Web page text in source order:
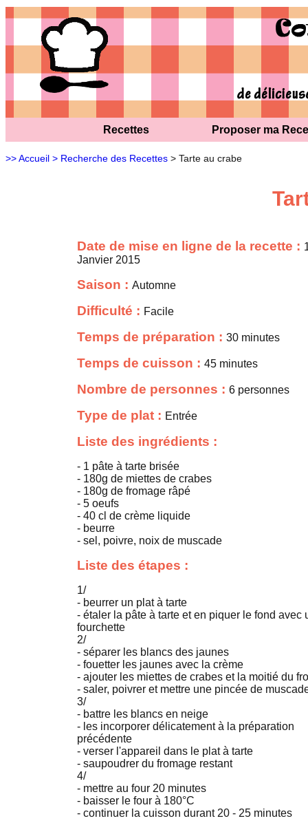
Recettes Proposer ma
>> Accueil > Recherche des Recettes > Tarte au crabe
Date de mise en ligne de la recette :
Janvier 2015
Saison : Automne
Difficulté : Facile
Temps de préparation : 30 minutes
Temps de cuisson : 45 minutes
Nombre de personnes : 6 personnes
Type de plat : Entrée
Liste des ingrédients :
- 1 pâte à tarte brisée
- 180g de miettes de crabes
- 180g de fromage râpé
- 5 oeufs
- 40 cl de crème liquide
- beurre
- sel, poivre, noix de muscade
Liste des étapes :
1/
- beurrer un plat à tarte
- étaler la pâte à tarte et en piquer le fond avec
fourchette
2/
- séparer les blancs des jaunes
- fouetter les jaunes avec la crème
- ajouter les miettes de crabes et la moitié du
- saler, poivrer et mettre une pincée de
3/
- battre les blancs en neige
- les incorporer délicatement à la préparation
précédente
- verser l'appareil dans le plat à tarte
- saupoudrer du fromage restant
4/
- mettre au four 20 minutes
- baisser le four à 180°C
- continuer la cuisson durant 20 - 25 minutes